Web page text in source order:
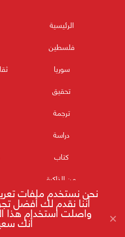
الرئيسية
فلسطين
سوريا
تحقيق
ترجمة
دراسة
كتاب
من الذاكرة
نحن نستخدم ملفات
أننا نقدم لك أفضل
واصلت استخدام هذا
أنك